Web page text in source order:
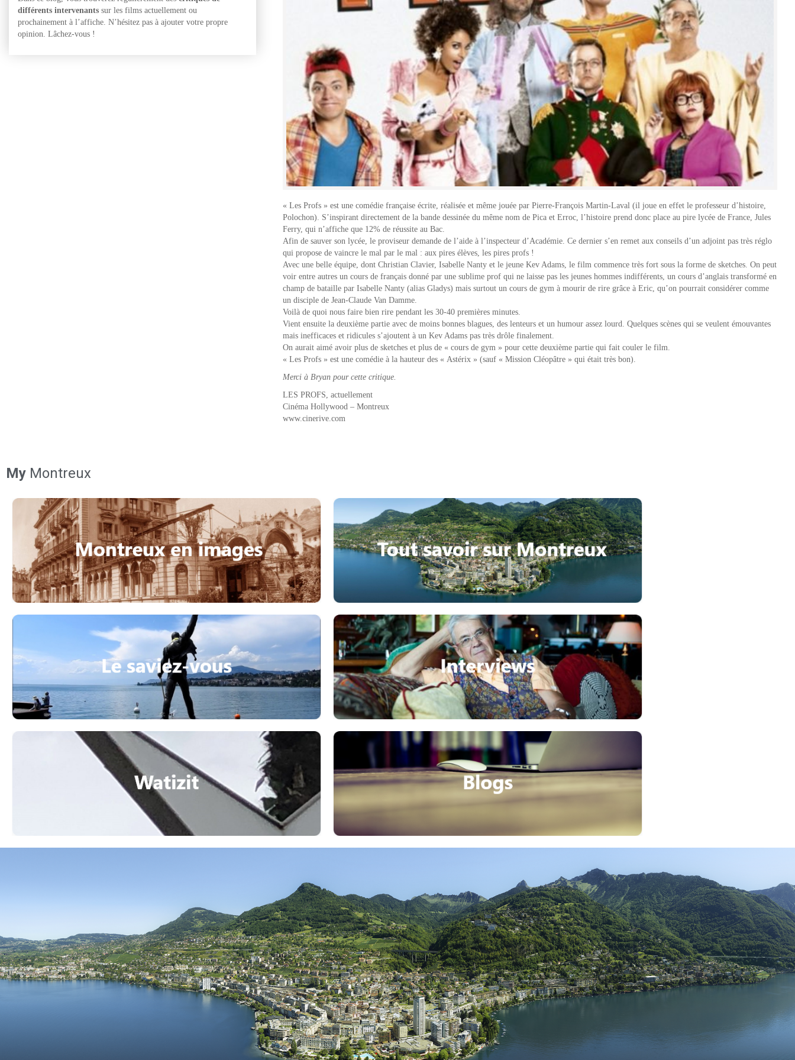
différents intervenants sur les films actuellement ou
prochainement à l’affiche. N’hésitez pas à ajouter votre propre
opinion. Lâchez-vous !
« Les Profs » est une comédie française écrite, réalisée et même jouée par Pierre-François Martin-Laval (il joue en effet le professeur d’histoire,
Polochon). S’inspirant directement de la bande dessinée du même nom de Pica et Erroc, l’histoire prend donc place au pire lycée de France, Jules
Ferry, qui n’affiche que 12% de réussite au Bac.
Afin de sauver son lycée, le proviseur demande de l’aide à l’inspecteur d’Académie. Ce dernier s’en remet aux conseils d’un adjoint pas très réglo
qui propose de vaincre le mal par le mal : aux pires élèves, les pires profs !
Avec une belle équipe, dont Christian Clavier, Isabelle Nanty et le jeune Kev Adams, le film commence très fort sous la forme de sketches. On peut
voir entre autres un cours de français donné par une sublime prof qui ne laisse pas les jeunes hommes indifférents, un cours d’anglais transformé en
champ de bataille par Isabelle Nanty (alias Gladys) mais surtout un cours de gym à mourir de rire grâce à Eric, qu’on pourrait considérer comme
un disciple de Jean-Claude Van Damme.
Voilà de quoi nous faire bien rire pendant les 30-40 premières minutes.
Vient ensuite la deuxième partie avec de moins bonnes blagues, des lenteurs et un humour assez lourd. Quelques scènes qui se veulent émouvantes
mais inefficaces et ridicules s’ajoutent à un Kev Adams pas très drôle finalement.
On aurait aimé avoir plus de sketches et plus de « cours de gym » pour cette deuxième partie qui fait couler le film.
« Les Profs » est une comédie à la hauteur des « Astérix » (sauf « Mission Cléopâtre » qui était très bon).
Merci à Bryan pour cette critique.
LES PROFS, actuellement
Cinéma Hollywood – Montreux
www.cinerive.com
My Montreux